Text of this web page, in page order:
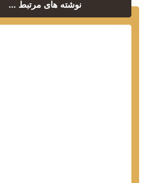
نوشته های مرتبط ...